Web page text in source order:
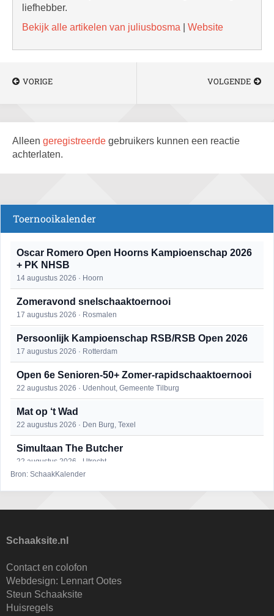
liefhebber.
Bekijk alle artikelen van juliusbosma
Website
VORIGE VOLGENDE
Alleen geregistreerde gebruikers kunnen een reactie
achterlaten.
Toernooikalender
Oscar Romero Open Hoorns Kampioenschap 2026
+ PK NHSB
14 augustus 2026 · Hoorn
Zomeravond snelschaaktoernooi
17 augustus 2026 · Rosmalen
Persoonlijk Kampioenschap RSB/RSB Open 2026
17 augustus 2026 · Rotterdam
Open 6e Senioren-50+ Zomer-rapidschaaktoernooi
22 augustus 2026 · Udenhout, Gemeente Tilburg
Mat op ‘t Wad
22 augustus 2026 · Den Burg, Texel
Simultaan The Butcher
22 augustus 2026 · Utrecht
25 augustus 2026 · Bunschoten-Spakenburg
27 augustus 2026 · Delft
KC Open
28 augustus 2026 · Haarlem
Bron: SchaakKalender
Schaaksite.nl
Contact en colofon
Webdesign: Lennart Ootes
Steun Schaaksite
Huisregels